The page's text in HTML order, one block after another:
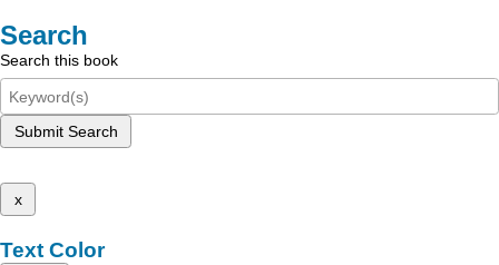
Search
Search this book
Submit Search
x
Text Color